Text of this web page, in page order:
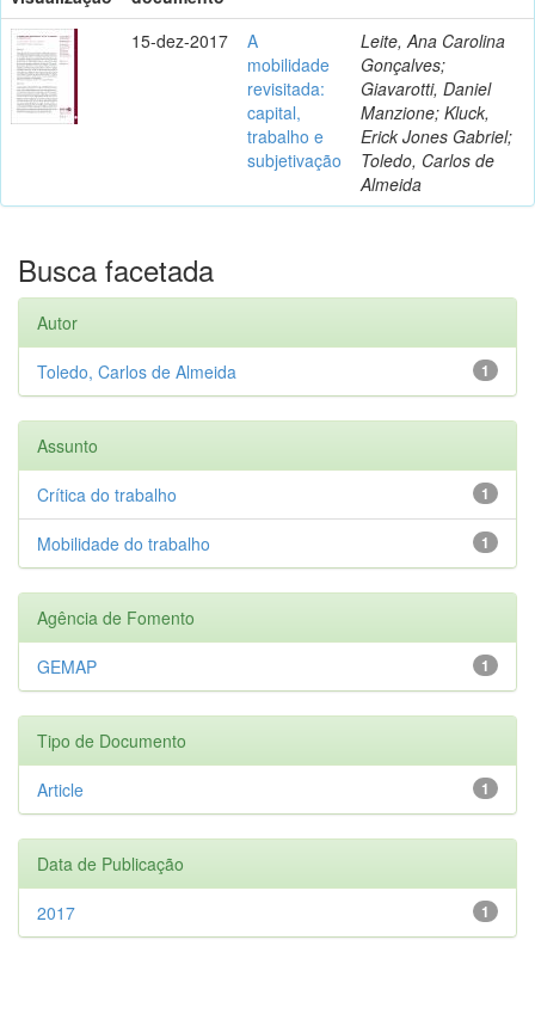
15-dez-2017
A
mobilidade
revisitada:
capital,
trabalho e
subjetivação
Leite, Ana Carolina
Gonçalves;
Giavarotti, Daniel
Manzione; Kluck,
Erick Jones Gabriel;
Toledo, Carlos de
Almeida
Busca facetada
Autor
1
Toledo, Carlos de Almeida
Assunto
1
Crítica do trabalho
1
Mobilidade do trabalho
Agência de Fomento
1
GEMAP
Tipo de Documento
1
Article
Data de Publicação
1
2017